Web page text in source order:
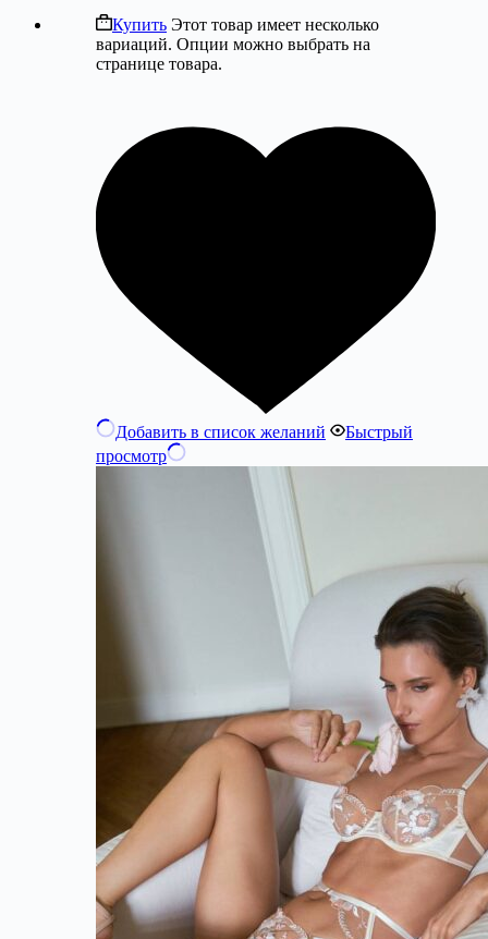
Купить Этот товар имеет несколько
вариаций. Опции можно выбрать на
странице товара.
Добавить в список желаний
Быстрый
просмотр